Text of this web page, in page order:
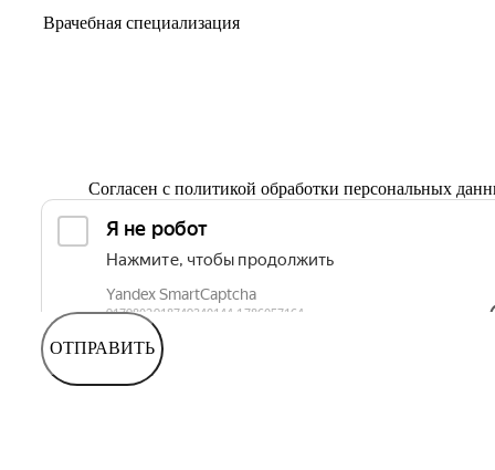
Согласен с политикой обработки персональных
ОТПРАВИТЬ